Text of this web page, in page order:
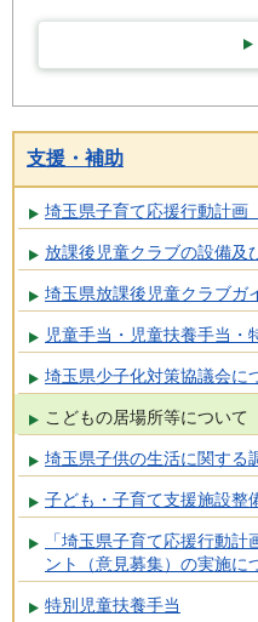
支援・補助
埼玉県子育て応援行動計画
放課後児童クラブの設備及
埼玉県放課後児童クラブガ
児童手当・児童扶養手当・
埼玉県少子化対策協議会に
こどもの居場所等について
埼玉県子供の生活に関する
子ども・子育て支援施設整
「埼玉県子育て応援行動
ント（意見募集）の実施に
特別児童扶養手当